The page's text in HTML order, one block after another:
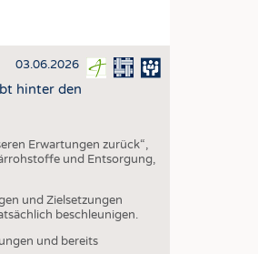
03.06.2026
hinter den
Erwartungen zurück“,
und Entsorgung,
und Zielsetzungen
beschleunigen.
und bereits